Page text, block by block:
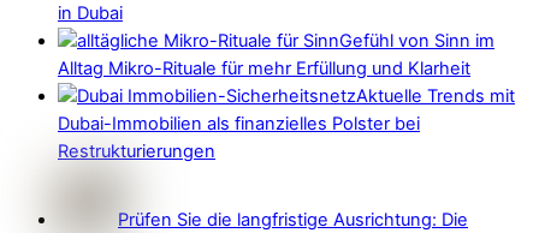
in Dubai
Gefühl von Sinn im
Alltag Mikro-Rituale für mehr Erfüllung und Klarheit
Aktuelle Trends mit
Dubai-Immobilien als finanzielles Polster bei
Restrukturierungen
Prüfen Sie die langfristige Ausrichtung: Die